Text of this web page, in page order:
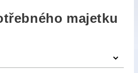
majetku